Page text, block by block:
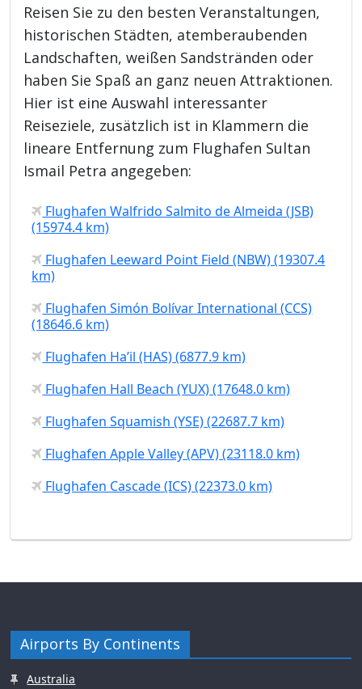
Reisen Sie zu den besten Veranstaltungen,
historischen Städten, atemberaubenden
Landschaften, weißen Sandstränden oder
haben Sie Spaß an ganz neuen Attraktionen.
Hier ist eine Auswahl interessanter
Reiseziele, zusätzlich ist in Klammern die
lineare Entfernung zum Flughafen Sultan
Ismail Petra angegeben:
Flughafen Walfrido Salmito de Almeida (JSB)
(15974.4 km)
Flughafen Leeward Point Field (NBW) (19307.4
km)
Flughafen Simón Bolívar International (CCS)
(18646.6 km)
Flughafen Ha’il (HAS) (6877.9 km)
Flughafen Hall Beach (YUX) (17648.0 km)
Flughafen Squamish (YSE) (22687.7 km)
Flughafen Apple Valley (APV) (23118.0 km)
Flughafen Cascade (ICS) (22373.0 km)
Airports By Continents
Australia